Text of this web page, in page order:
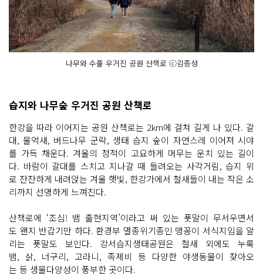
나무와 수풀 우거진 공원 산책로 ⓒ김종성
습지와 나무숲 우거진 공원 산책로
한강을 따라 이어지는 공원 산책로는 2km에 걸쳐 길게 나 있다. 갈
대, 물억새, 버드나무 군락, 생태 습지 숲이 자연스레 이어져 시야
를 가득 채운다. 겨울의 정적이 고요하게 머무는 운치 있는 길이
다. 바람이 갈대를 스치고 지나갈 때 들려오는 사각거림, 습지 위
로 잔잔하게 내려앉는 겨울 햇빛, 한강가에서 철새들이 내는 작은 소
리까지 선명하게 느껴진다.
산책로에 ‘조심! 뱀 출현지역’이라고 써 있는 푯말이 무서우면서
도 왠지 반갑기만 하다. 환경부 멸종위기종인 맹꽁이 서식지임을 알
리는 푯말도 보인다. 강서습지생태공원은 철새 외에도 누룩
뱀, 삵, 너구리, 고라니, 족제비 등 다양한 야생동물이 찾아오
는 등 생물다양성이 풍부한 곳이다.